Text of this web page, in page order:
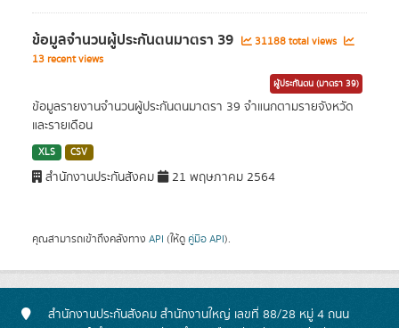
ข้อมูลจำนวนผู้ประกันตนมาตรา 39
31188 total views
13 recent views
ผู้ประกันตน (มาตรา 39)
ข้อมูลรายงานจำนวนผู้ประกันตนมาตรา 39 จำแนกตามรายจังหวัด
และรายเดือน
XLS CSV
สำนักงานประกันสังคม 21 พฤษภาคม 2564
คุณสามารถเข้าถึงคลังทาง API (ให้ดู คู่มือ API).
สำนักงานประกันสังคม สำนักงานใหญ่ เลขที่ 88/28 หมู่ 4 ถนน